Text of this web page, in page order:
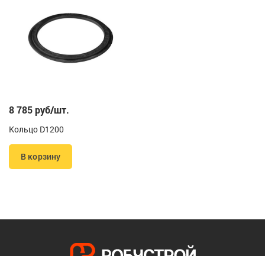
8 785 руб/шт.
Кольцо D1200
В корзину